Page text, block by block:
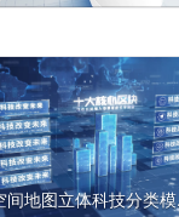
间地图立体科技分类模